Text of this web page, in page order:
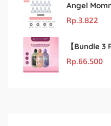
Rp.3.822
Rp.66.500